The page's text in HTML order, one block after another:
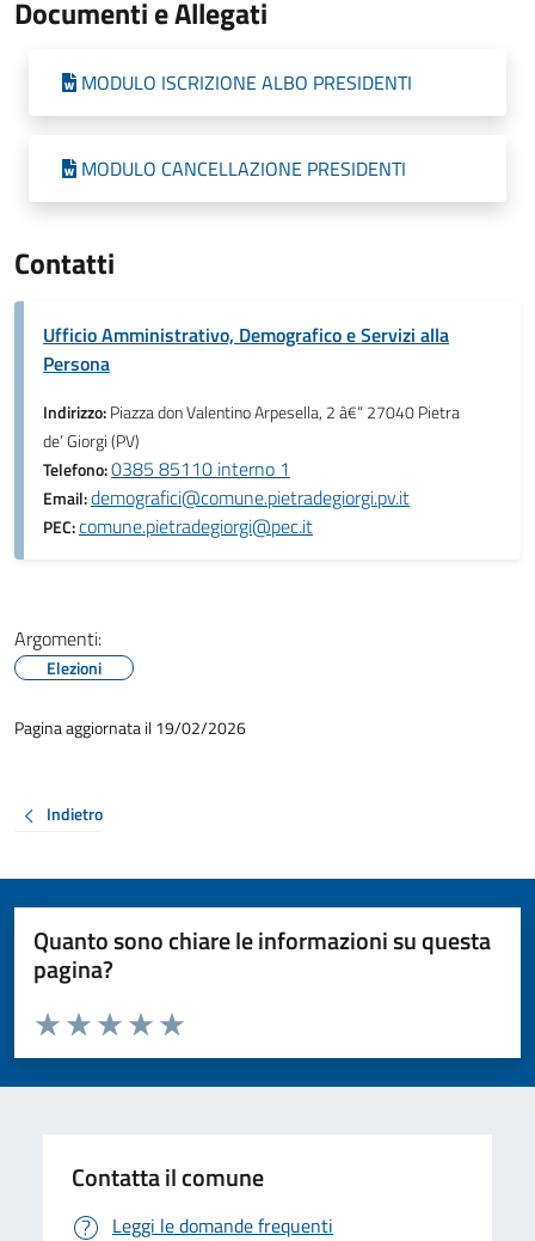
Documenti e Allegati
MODULO ISCRIZIONE ALBO PRESIDENTI
MODULO CANCELLAZIONE PRESIDENTI
Contatti
Ufficio Amministrativo, Demografico e Servizi alla
Persona
Indirizzo:Piazza don Valentino Arpesella, 2 â€“ 27040 Pietra
de’ Giorgi (PV)
Telefono:0385 85110 interno 1
Email:demografici@comune.pietradegiorgi.pv.it
PEC:comune.pietradegiorgi@pec.it
Argomenti:
Elezioni
Pagina aggiornata il 19/02/2026
Indietro
Quanto sono chiare le informazioni su questa
pagina?
Valuta da 1 a 5 stelle la pagina
Valuta 5 stelle su 5
Valuta 4 stelle su 5
Valuta 3 stelle su 5
Valuta 2 stelle su 5
Valuta 1 stelle su 5
Contatta il comune
Leggi le domande frequenti